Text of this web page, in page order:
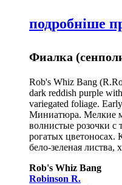
подробніше
Фиалка
Rob's Whiz Bang
dark reddish purple
variegated foliage.
Миниатюра. Мелкие
волнистые розочки с
рогатых цветоносах.
бело-зеленая листва,
Rob's Whiz Bang
Robinson R.